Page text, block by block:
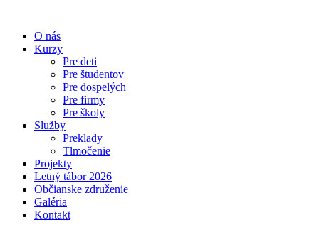
obsah
O nás
Kurzy
Pre deti
Pre študentov
Pre dospelých
Pre firmy
Pre školy
Služby
Preklady
Tlmočenie
Projekty
Letný tábor 2026
Občianske združenie
Galéria
Kontakt